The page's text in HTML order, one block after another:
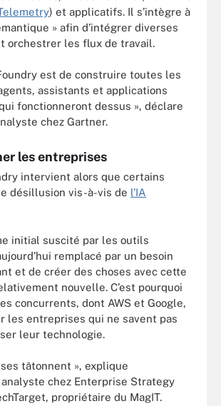
) et applicatifs. Il s’intègre à
» afin d’intégrer diverses
orchestrer les flux de travail.
est de construire toutes les
assistants et applications
fonctionneront dessus », déclare
chez Gartner.
les entreprises
intervient alors que certains
désillusion vis-à-vis de l’IA
initial suscité par les outils
remplacé par un besoin
et de créer des choses avec cette
nouvelle. C’est pourquoi
concurrents, dont AWS et Google,
les entreprises qui ne savent pas
leur technologie.
tâtonnent », explique
analyste chez Enterprise Strategy
propriétaire du MagIT.